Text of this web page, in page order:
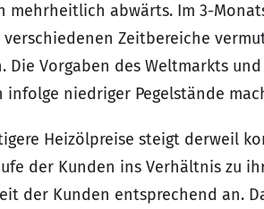
abwärts. Im 3-
Zeitbereiche
Vorgaben des Weltmarkts
niedriger Pegelstände
Heizölpreise steigt derweil
der Kunden ins Verhältnis zu
der Kunden entsprechend an.